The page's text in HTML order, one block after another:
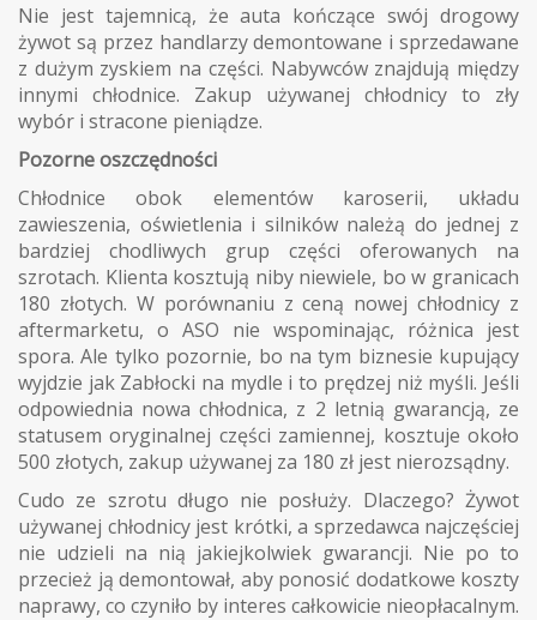
Nie jest tajemnicą, że auta kończące swój drogowy
żywot są przez handlarzy demontowane i sprzedawane
z dużym zyskiem na części. Nabywców znajdują między
innymi chłodnice. Zakup używanej chłodnicy to zły
wybór i stracone pieniądze.
Pozorne oszczędności
Chłodnice obok elementów karoserii, układu
zawieszenia, oświetlenia i silników należą do jednej z
bardziej chodliwych grup części oferowanych na
szrotach. Klienta kosztują niby niewiele, bo w granicach
180 złotych. W porównaniu z ceną nowej chłodnicy z
aftermarketu, o ASO nie wspominając, różnica jest
spora. Ale tylko pozornie, bo na tym biznesie kupujący
wyjdzie jak Zabłocki na mydle i to prędzej niż myśli. Jeśli
odpowiednia nowa chłodnica, z 2 letnią gwarancją, ze
statusem oryginalnej części zamiennej, kosztuje około
500 złotych, zakup używanej za 180 zł jest nierozsądny.
Cudo ze szrotu długo nie posłuży. Dlaczego? Żywot
używanej chłodnicy jest krótki, a sprzedawca najczęściej
nie udzieli na nią jakiejkolwiek gwarancji. Nie po to
przecież ją demontował, aby ponosić dodatkowe koszty
naprawy, co czyniło by interes całkowicie nieopłacalnym.